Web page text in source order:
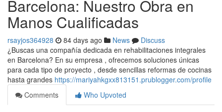
Barcelona: Nuestro Obra en
Manos Cualificadas
rsayjos364928 84 days ago News
Discuss
¿Buscas una compañía dedicada en rehabilitaciones integrales
en Barcelona? En su empresa , ofrecemos soluciones únicas
para cada tipo de proyecto , desde sencillas reformas de cocinas
hasta grandes https://mariyahkgxx813151.prublogger.com/profile
Comments
Who Upvoted